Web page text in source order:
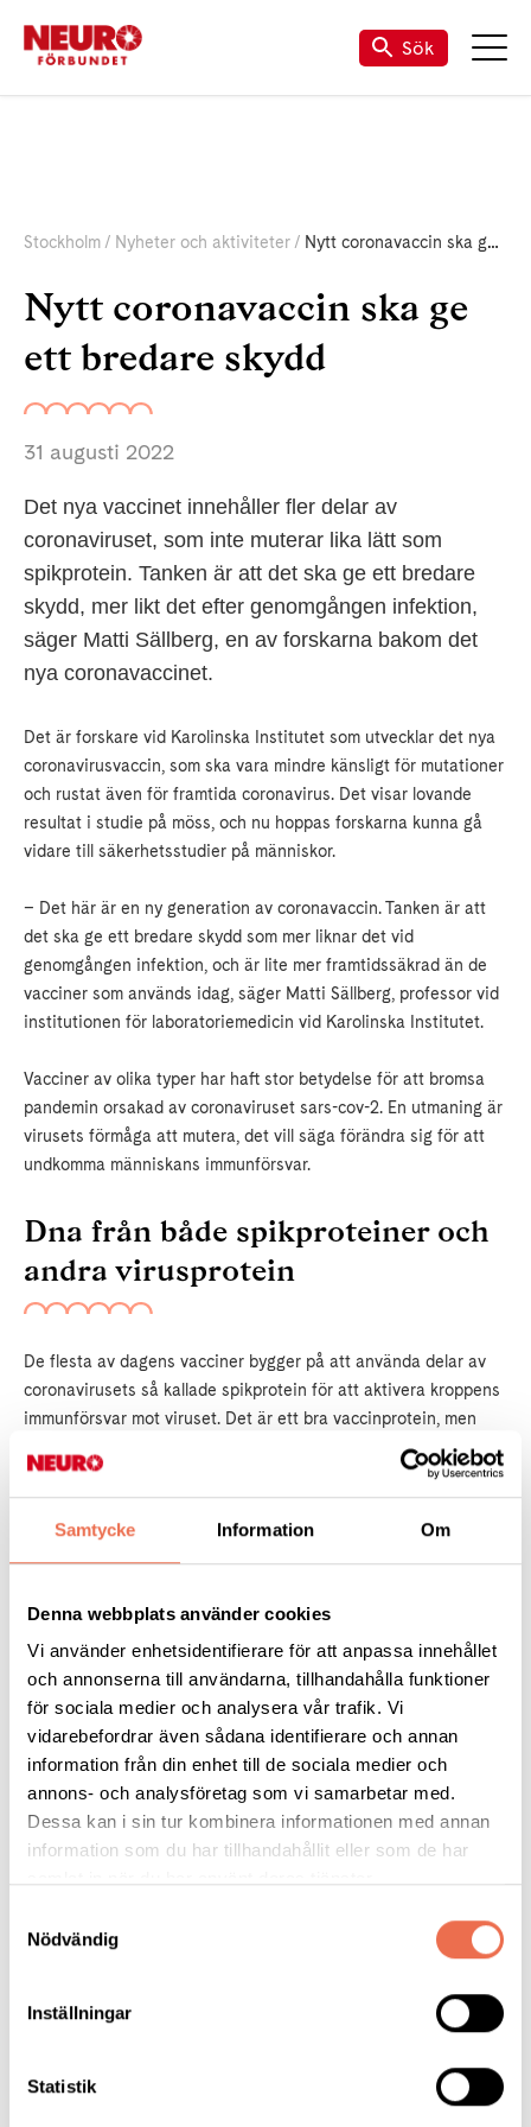
Samtycke Information Om
Denna webbplats använder cookies
Vi använder enhetsidentifierare för att anpassa innehållet
och annonserna till användarna, tillhandahålla funktioner
för sociala medier och analysera vår trafik. Vi
vidarebefordrar även sådana identifierare och annan
information från din enhet till de sociala medier och
annons- och analysföretag som vi samarbetar med.
Dessa kan i sin tur kombinera informationen med annan
information som du har tillhandahållit eller som de har
Nödvändig
Inställningar
Statistik
Sök
Stockholm Nyheter och aktiviteter Nytt coronavaccin ska ge ett bredare skydd
Nytt coronavaccin ska ge
ett bredare skydd
31 augusti 2022
Det nya vaccinet innehåller fler delar av
coronaviruset, som inte muterar lika lätt som
spikprotein. Tanken är att det ska ge ett bredare
skydd, mer likt det efter genomgången infektion,
säger Matti Sällberg, en av forskarna bakom det
nya coronavaccinet.
Det är forskare vid Karolinska Institutet som utvecklar det nya
coronavirusvaccin, som ska vara mindre känsligt för mutationer
och rustat även för framtida coronavirus. Det visar lovande
resultat i studie på möss, och nu hoppas forskarna kunna gå
vidare till säkerhetsstudier på människor.
– Det här är en ny generation av coronavaccin. Tanken är att
det ska ge ett bredare skydd som mer liknar det vid
genomgången infektion, och är lite mer framtidssäkrad än de
vacciner som används idag, säger Matti Sällberg, professor vid
institutionen för laboratoriemedicin vid Karolinska Institutet.
Vacciner av olika typer har haft stor betydelse för att bromsa
pandemin orsakad av coronaviruset sars-cov-2. En utmaning är
virusets förmåga att mutera, det vill säga förändra sig för att
undkomma människans immunförsvar.
Dna från både spikproteiner och
andra virusprotein
De flesta av dagens vacciner bygger på att använda delar av
coronavirusets så kallade spikprotein för att aktivera kroppens
immunförsvar mot viruset. Det är ett bra vaccinprotein, men
nackdelen är att just i spikproteinet uppstår mutationer ofta,
vilket kan påverka vaccinernas effekt.
Forskarna vid Karolinska Institutet utvecklar därför ett vaccin
som innehåller fler delar av viruset; däribland delar som inte
Vaccinet är ett dna-vaccin, vilket innebär att det består av dna-
sekvenser, som när de förs in i kroppen får cellerna att
producera de protein som dna-sekvenserna innehåller
instruktioner för. Immunsystemet uppfattar proteinet som
främmande och börjar bilda antikroppar mot det.
I det här fallet handlar det om dna för delar av spikproteinet
från tre olika coronavirusvarianter samt dna för ytterligare två
Känner igen coronavirus i
I den nu publicerade studien visar forskarna bland annat att
vaccinet skyddar möss mot allvarlig infektion med beta-